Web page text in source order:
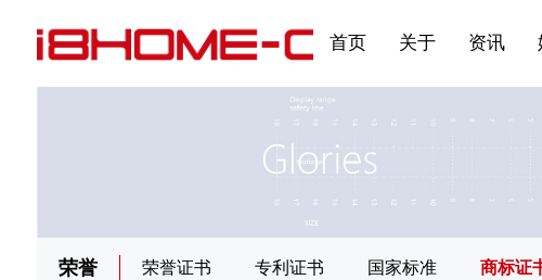
首页 关于
资讯
刊物专题三
产品&服务系列一 | 第02条
应用领域7
荣誉 荣誉证书 专利证书 国家标准 商标证